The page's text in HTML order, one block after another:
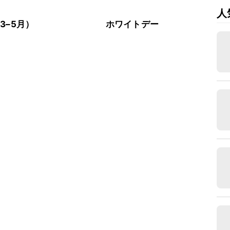
月） ホワイトデー